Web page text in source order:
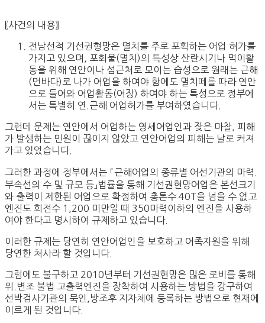
〖사건의 내용〗
전남선적 기선권형망은 멸치를 주로 포획하는 어업 허가를
가지고 있으며, 포회물(멸치)의 특성상 산란시기나 먹이활
동을 위해 연안이나 섬근처로 모이는 습성으로 원래는 근해
(먼바다)로 나가 어업을 하여야 함에도 멸치떼를 따라 연안
으로 들어와 어업활동(어장) 하여야 하는 특성으로 정부에
서는 특별히 연.근해 어업허가를 부여하였습니다.
그런데 문제는 연안에서 어업하는 영세어업인과 잦은 마찰, 피해
가 발생하는 민원이 끊이지 않았고 연안어업의 피해는 날로 커져
가고 있었습니다.
그러한 과정에 정부에서는 ⸀근해어업의 종류별 어선기관의 마력.
부속선의 수 및 규모 등」법률을 통해 기선권현망어업은 본선크기
와 출력이 제한된 어업으로 확정하여 총톤수 40T을 넘을 수 없고
엔진도 회전수 1,200 미만일 때 350마력이하의 엔진을 사용하
여야 한다고 명시하여 규제하고 있습니다.
이러한 규제는 당연히 연안어업인을 보호하고 어족자원을 위해
당연한 처사라 할 것입니다.
그럼에도 불구하고 2010년부터 기선권현망은 많은 로비를 통해
위.변조 불법 고출력엔진을 장착하여 사용하는 방법을 강구하여
선박검사기관의 묵인,방조후 지자체에 등록하는 방법으로 현재에
이르게 된 것입니다.